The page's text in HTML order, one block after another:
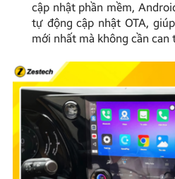
cập nhật phần mềm,
tự động cập nhật OTA,
mới nhất mà không cần can